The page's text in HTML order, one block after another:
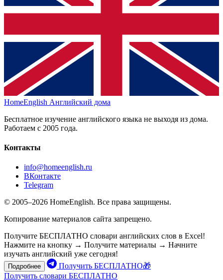
HomeEnglish Английский дома
Бесплатное изучение английского языка не выходя из дома.
Работаем с 2005 года.
Контакты
info@homeenglish.ru
ВКонтакте
Telegram
© 2005–2026 HomeEnglish. Все права защищены.
Копирование материалов сайта запрещено.
Получите БЕСПЛАТНО словари английских слов в Excel!
Нажмите на кнопку → Получите материалы → Начните
изучать английский уже сегодня!
Подробнее
Получить БЕСПЛАТНО🎁
Получить словари БЕСПЛАТНО